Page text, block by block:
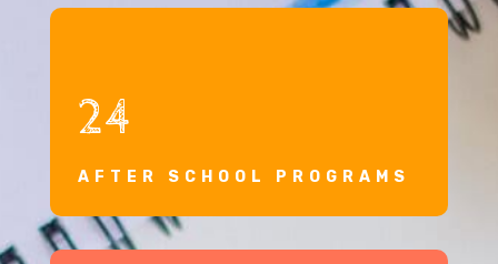
24
AFTER SCHOOL PROGRAMS